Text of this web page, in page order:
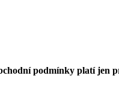
podmínky platí jen